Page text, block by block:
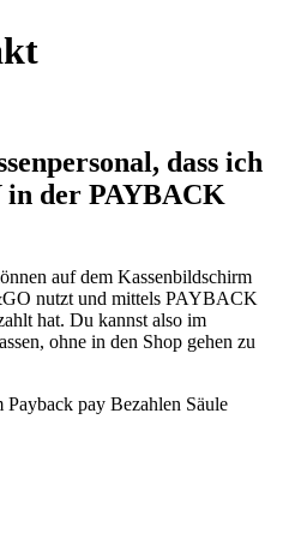
dass ich
der PAYBACK
auf dem Kassenbildschirm
nutzt und mittels PAYBACK
hat. Du kannst also im
ohne in den Shop gehen zu
Payback pay Bezahlen Säule